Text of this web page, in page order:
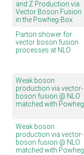
and Z Production via
Vector Boson Fusion
in the Powheg-Box
Parton shower for
vector boson fusion
processes at NLO
Weak boson
production via vector-
boson fusion @ NLO
matched with Powheg
Weak boson
production via vector-
boson fusion @ NLO
matched with Powheg